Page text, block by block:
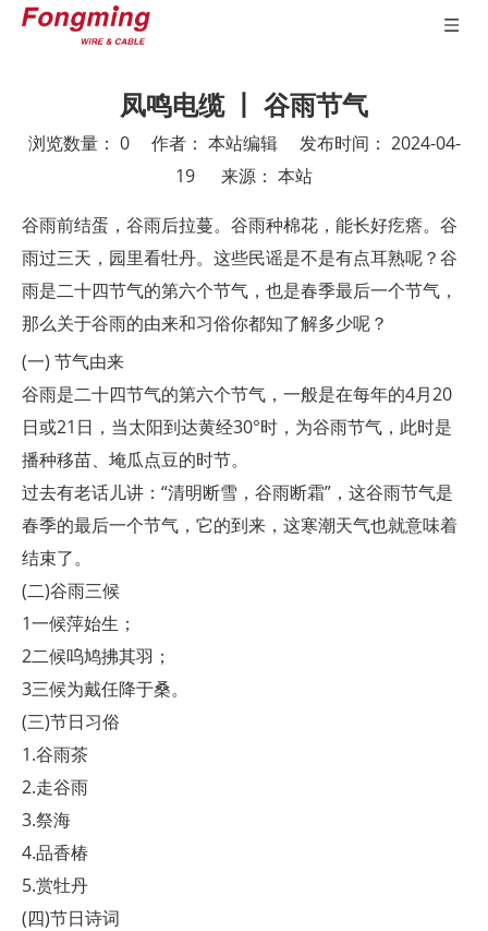
凤鸣电缆 丨 谷雨节气
浏览数量： 0作者： 本站编辑 发布时间： 2024-04-
19 来源： 本站
["wechat","weibo","qzone","douban","email"]
谷雨前结蛋，谷雨后拉蔓。谷雨种棉花，能长好疙瘩。谷
雨过三天，园里看牡丹。这些民谣是不是有点耳熟呢？谷
雨是二十四节气的第六个节气，也是春季最后一个节气，
那么关于谷雨的由来和习俗你都知了解多少呢？
(一) 节气由来
谷雨是二十四节气的第六个节气，一般是在每年的4月20
日或21日，当太阳到达黄经30°时，为谷雨节气，此时是
播种移苗、埯瓜点豆的时节。
过去有老话儿讲：“清明断雪，谷雨断霜”，这谷雨节气是
春季的最后一个节气，它的到来，这寒潮天气也就意味着
结束了。
(二)谷雨三候
1一候萍始生；
2二候呜鸠拂其羽；
3三候为戴任降于桑。
(三)节日习俗
1.谷雨茶
2.走谷雨
3.祭海
4.品香椿
5.赏牡丹
(四)节日诗词